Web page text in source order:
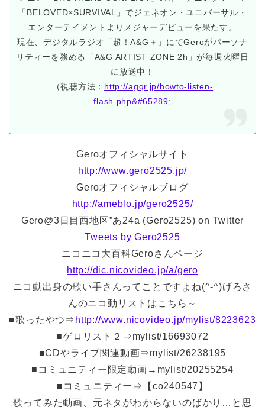
「BELOVED×SURVIVAL」でジェネオン・ユニバーサル・
エンターテイメントよりメジャーデビューを果たす。
現在、デジタルラジオ「超！A&G＋」にてGeroがパーソナ
リティーを務める「A&G ARTIST ZONE 2h」が毎週火曜日
に放送中！
（視聴方法： http://agqr.jp/howto-listen-
flash.php&#65289;
Geroオフィシャルサイト
http://www.gero2525.jp/
Geroオフィシャルブログ
http://ameblo.jp/gero2525/
Gero@3日目西地区”あ24a (Gero2525) on Twitter
Tweets by Gero2525
ニコニコ大百科Geroさんページ
http://dic.nicovideo.jp/a/gero
ニコ動出身の歌い手さんってことですよね(^-^)げろさ
んのニコ動リストはこちら～
■歌ったやつ⇒ http://www.nicovideo.jp/mylist/8223623
■ゲロリスト２⇒mylist/16693072
■CDやライブ関連動画⇒mylist/26238195
■コミュニティー限定動画→mylist/20255254
■コミュニティー⇒【co240547】
歌ってみた動画、元ネタがわからないのばかり…と思